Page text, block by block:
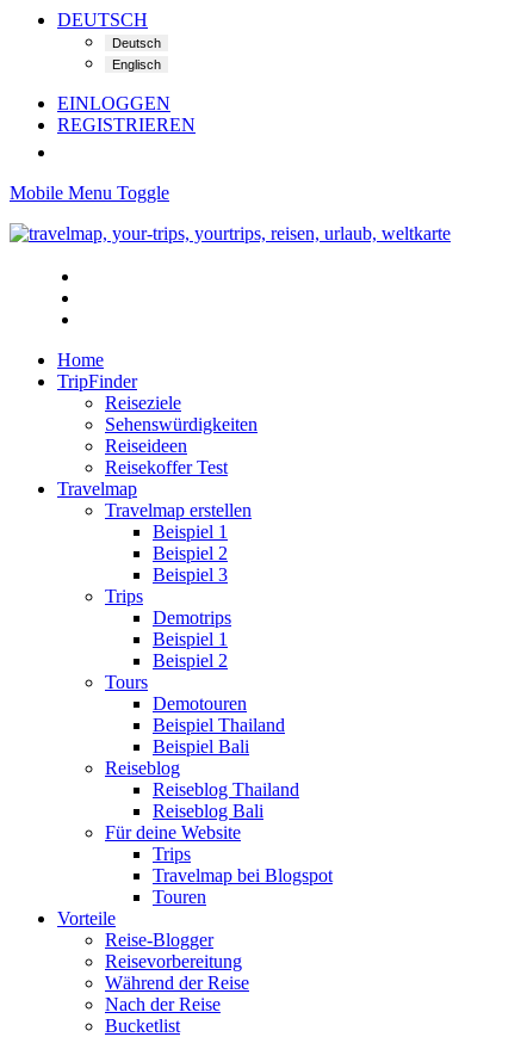
DEUTSCH
EINLOGGEN
REGISTRIEREN
Mobile Menu Toggle
Home
TripFinder
Reiseziele
Sehenswürdigkeiten
Reiseideen
Reisekoffer Test
Travelmap
Travelmap erstellen
Beispiel 1
Beispiel 2
Beispiel 3
Trips
Demotrips
Beispiel 1
Beispiel 2
Tours
Demotouren
Beispiel Thailand
Beispiel Bali
Reiseblog
Reiseblog Thailand
Reiseblog Bali
Für deine Website
Trips
Travelmap bei Blogspot
Touren
Vorteile
Reise-Blogger
Reisevorbereitung
Während der Reise
Nach der Reise
Bucketlist